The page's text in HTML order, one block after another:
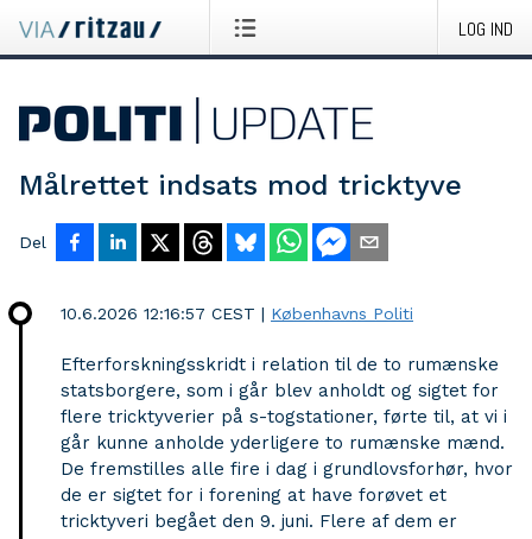
LOG IND
Målrettet indsats mod tricktyve
Del
10.6.2026 12:16:57 CEST | Københavns Politi
Efterforskningsskridt i relation til de to rumænske
statsborgere, som i går blev anholdt og sigtet for
flere tricktyverier på s-togstationer, førte til, at vi i
går kunne anholde yderligere to rumænske mænd.
De fremstilles alle fire i dag i grundlovsforhør, hvor
de er sigtet for i forening at have forøvet et
tricktyveri begået den 9. juni. Flere af dem er